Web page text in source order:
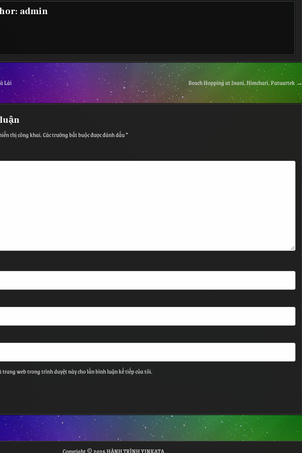
admin
Beach Hopping at Inani, Himchari, Patuartek →
Lài
thị công khai.Các trường bắt buộc được đánh dấu*
trang web trong trình duyệt này cho lần bình luận kế tiếp của tôi.